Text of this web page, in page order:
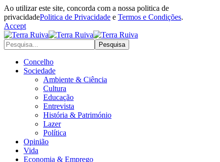
Ao utilizar este site, concorda com a nossa politica de
privacidadePolitica de Privacidade e Termos e Condições.
Accept
Concelho
Sociedade
Ambiente & Ciência
Cultura
Educação
Entrevista
História & Património
Lazer
Política
Opinião
Vida
Economia & Emprego